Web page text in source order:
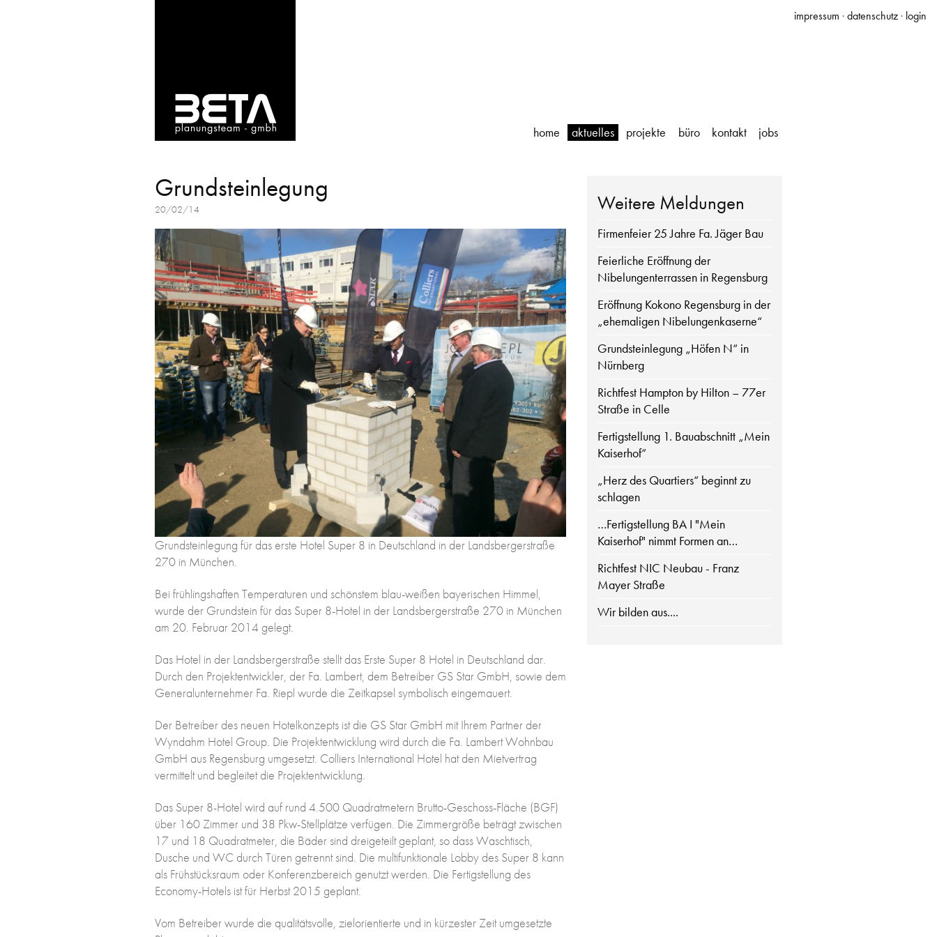
home aktuelles projekte büro kontakt jobs
Grundsteinlegung
20/02/14
Grundsteinlegung für das erste Hotel Super 8 in Deutschland in der Landsbergerstraße
270 in München.
Bei frühlingshaften Temperaturen und schönstem blau-weißen bayerischen Himmel,
wurde der Grundstein für das Super 8-Hotel in der Landsbergerstraße 270 in München
am 20. Februar 2014 gelegt.
Das Hotel in der Landsbergerstraße stellt das Erste Super 8 Hotel in Deutschland dar.
Durch den Projektentwickler, der Fa. Lambert, dem Betreiber GS Star GmbH, sowie dem
Generalunternehmer Fa. Riepl wurde die Zeitkapsel symbolisch eingemauert.
Der Betreiber des neuen Hotelkonzepts ist die GS Star GmbH mit Ihrem Partner der
Wyndahm Hotel Group. Die Projektentwicklung wird durch die Fa. Lambert Wohnbau
GmbH aus Regensburg umgesetzt. Colliers International Hotel hat den Mietvertrag
vermittelt und begleitet die Projektentwicklung.
Das Super 8-Hotel wird auf rund 4.500 Quadratmetern Brutto-Geschoss-Fläche (BGF)
über 160 Zimmer und 38 Pkw-Stellplätze verfügen. Die Zimmergröße beträgt zwischen
17 und 18 Quadratmeter, die Bäder sind dreigeteilt geplant, so dass Waschtisch,
Dusche und WC durch Türen getrennt sind. Die multifunktionale Lobby des Super 8 kann
als Frühstücksraum oder Konferenzbereich genutzt werden. Die Fertigstellung des
Economy-Hotels ist für Herbst 2015 geplant.
Vom Betreiber wurde die qualitätsvolle, zielorientierte und in kürzester Zeit umgesetzte
Weitere Meldungen
Firmenfeier 25 Jahre Fa. Jäger Bau
Feierliche Eröffnung der
Nibelungenterrassen in Regensburg
Eröffnung Kokono Regensburg in der
„ehemaligen Nibelungenkaserne“
Grundsteinlegung „Höfen N“ in
Nürnberg
Richtfest Hampton by Hilton – 77er
Straße in Celle
Fertigstellung 1. Bauabschnitt „Mein
Kaiserhof“
„Herz des Quartiers“ beginnt zu
schlagen
…Fertigstellung BA I "Mein
Kaiserhof" nimmt Formen an…
Richtfest NIC Neubau - Franz
Mayer Straße
Wir bilden aus....
impressum ·datenschutz· login